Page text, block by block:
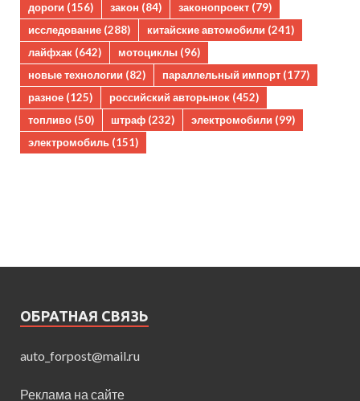
дороги (156) закон (84) законопроект (79)
исследование (288) китайские автомобили (241)
лайфхак (642) мотоциклы (96)
новые технологии (82) параллельный импорт (177)
разное (125) российский авторынок (452)
топливо (50) штраф (232) электромобили (99)
электромобиль (151)
ОБРАТНАЯ СВЯЗЬ
auto_forpost@mail.ru
Реклама на сайте